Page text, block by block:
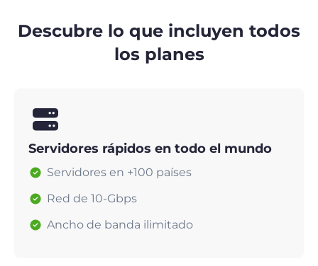
Descubre lo que incluyen todos
los planes
Servidores rápidos en todo el mundo
Servidores en +100 países
Red de 10-Gbps
Ancho de banda ilimitado